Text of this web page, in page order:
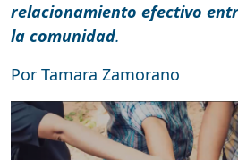
relacionamiento efectivo
la comunidad.
Por Tamara Zamorano